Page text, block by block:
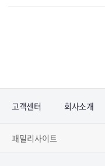
고객센터 회사소개
패밀리사이트